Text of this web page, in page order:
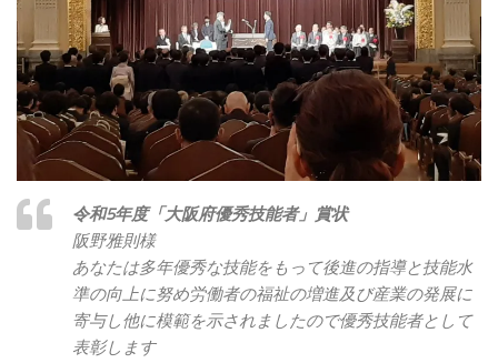
令和5年度「大阪府優秀技能者」賞状
阪野雅則様
あなたは多年優秀な技能をもって後進の指導と技能水
準の向上に努め労働者の福祉の増進及び産業の発展に
寄与し他に模範を示されましたので優秀技能者として
表彰します